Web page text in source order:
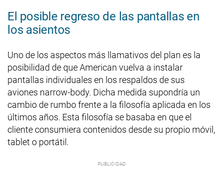
El posible regreso de las pantallas en
los asientos
Uno de los aspectos más llamativos del plan es la
posibilidad de que American vuelva a instalar
pantallas individuales en los respaldos de sus
aviones narrow-body. Dicha medida supondría un
cambio de rumbo frente a la filosofía aplicada en los
últimos años. Esta filosofía se basaba en que el
cliente consumiera contenidos desde su propio móvil,
tablet o portátil.